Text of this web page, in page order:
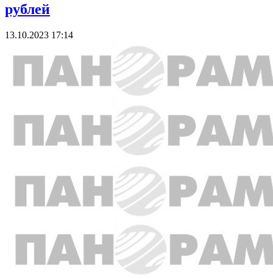
рублей
13.10.2023 17:14